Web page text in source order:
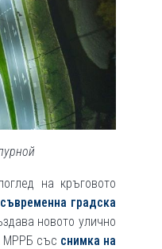
на кръговото
градска
новото улично
МРРБ със снимка на